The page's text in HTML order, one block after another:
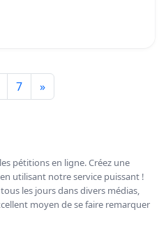
7 »
pétitions en ligne. Créez une
utilisant notre service puissant !
les jours dans divers médias,
moyen de se faire remarquer